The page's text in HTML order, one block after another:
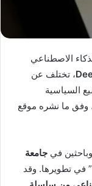
الاصطناعي
، تختلف عن
السياسية
وفق ما نشره موقع
في جامعة
تطويرها. وقد